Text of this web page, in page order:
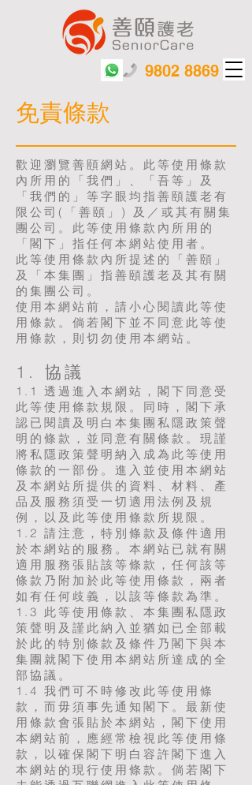
9802 8869
免責條款
歡迎瀏覽善頤網站。此等使用條款
內所用的「我們」、「吾等」及
「我們的」等字眼均指善頤護老有
限公司(「善頤」) 及／或其有關集
團公司。此等使用條款內所用的
「閣下」指任何本網站使用者。
此等使用條款內所提述的「善頤」
及「本集團」指善頤護老及其有關
的集團公司。
使用本網站前，請小心閱讀此等使
用條款。倘若閣下並不同意此等使
用條款，則切勿使用本網站。
1. 協議
1.1 透過進入本網站，閣下同意受
此等使用條款規限。同時，閣下承
認已閱讀及明白本集團私隱政策聲
明的條款，並同意有關條款。現謹
將私隱政策聲明納入成為此等使用
條款的一部份。進入並使用本網站
及本網站所提供的資料、材料、產
品及服務須受一切適用法例及規
例，以及此等使用條款所規限。
1.2 請注意，特別條款及條件適用
於本網站的服務。本網站已就有關
適用服務張貼該等條款，任何該等
條款乃附加於此等使用條款，兩者
如有任何歧義，以該等條款為準。
1.3 此等使用條款、本集團私隱政
策聲明及謹此納入並猶如已全部載
於此的特別條款及條件乃閣下與本
集團就閣下使用本網站所達成的全
部協議。
1.4 我們可不時修改此等使用條
款，而毋須事先通知閣下。最新使
用條款會張貼於本網站，閣下使用
本網站前，應經常檢視此等使用條
款，以確保閣下明白容許閣下進入
本網站的現行使用條款。倘若閣下